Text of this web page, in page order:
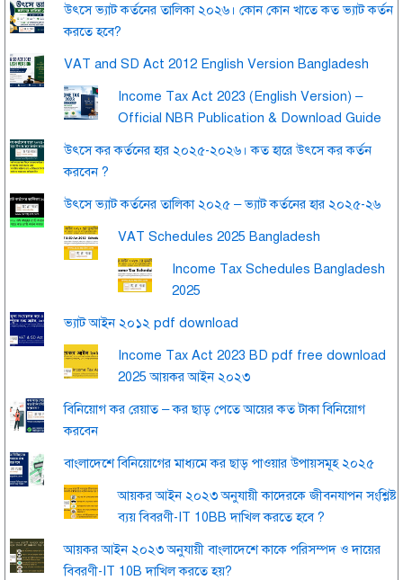
উৎসে ভ্যাট কর্তনের তালিকা ২০২৬। কোন কোন খাতে কত ভ্যাট কর্তন
করতে হবে?
VAT and SD Act 2012 English Version Bangladesh
Income Tax Act 2023 (English Version) –
Official NBR Publication & Download Guide
উৎসে কর কর্তনের হার ২০২৫-২০২৬। কত হারে উৎসে কর কর্তন
করবেন ?
উৎসে ভ্যাট কর্তনের তালিকা ২০২৫ – ভ্যাট কর্তনের হার ২০২৫-২৬
VAT Schedules 2025 Bangladesh
Income Tax Schedules Bangladesh
2025
ভ্যাট আইন ২০১২ pdf download
Income Tax Act 2023 BD pdf free download
2025 আয়কর আইন ২০২৩
বিনিয়োগ কর রেয়াত – কর ছাড় পেতে আয়ের কত টাকা বিনিয়োগ
করবেন
বাংলাদেশে বিনিয়োগের মাধ্যমে কর ছাড় পাওয়ার উপায়সমূহ ২০২৫
আয়কর আইন ২০২৩ অনুযায়ী কাদেরকে জীবনযাপন সংশ্লিষ্ট
ব্যয় বিবরণী-IT 10BB দাখিল করতে হবে ?
আয়কর আইন ২০২৩ অনুযায়ী বাংলাদেশে কাকে পরিসম্পদ ও দায়ের
বিবরণী-IT 10B দাখিল করতে হয়?